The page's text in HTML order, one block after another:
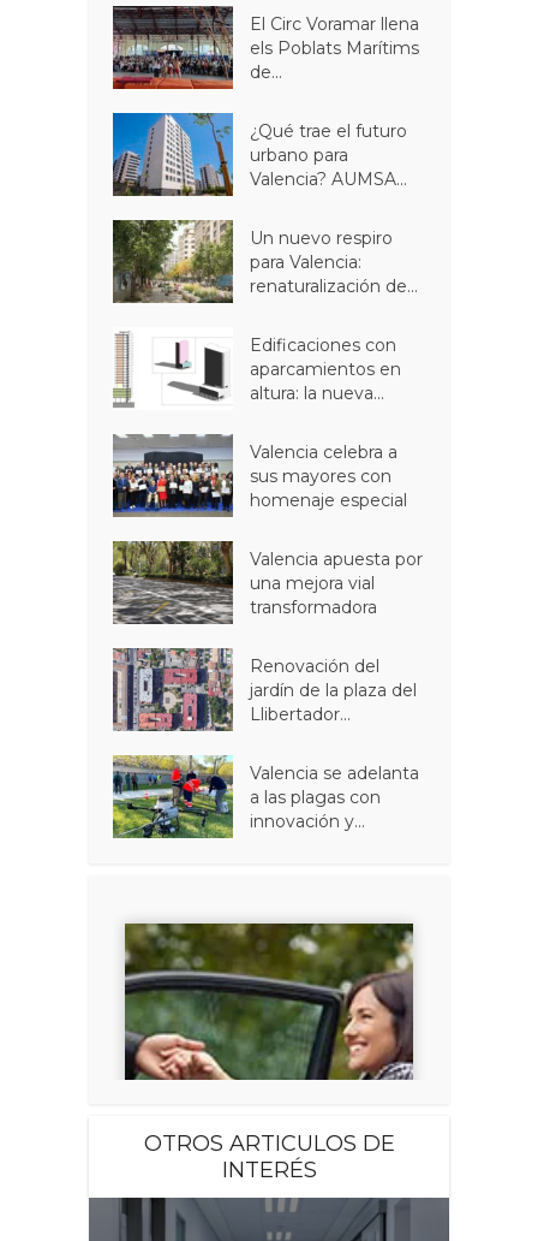
El Circ Voramar llena
els Poblats Marítims
de...
¿Qué trae el futuro
urbano para
Valencia? AUMSA...
Un nuevo respiro
para Valencia:
renaturalización de...
Edificaciones con
aparcamientos en
altura: la nueva...
Valencia celebra a
sus mayores con
homenaje especial
Valencia apuesta por
una mejora vial
transformadora
Renovación del
jardín de la plaza del
Llibertador...
Valencia se adelanta
a las plagas con
innovación y...
OTROS ARTICULOS DE
INTERÉS